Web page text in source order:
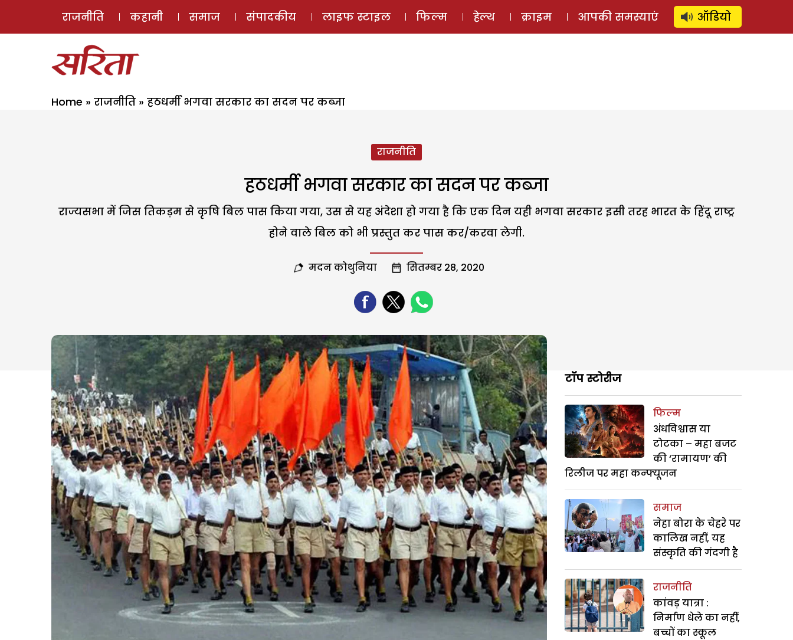
ई-मैगज़ीन ऑडियो स्टोरी लॉग इन ⚲ SUBSCRIBE
राजनीति कहानी समाज संपादकीय लाइफ स्टाइल फिल्म हेल्थ क्राइम आपकी समस्याएं ऑडियो
Home » राजनीति » हठधर्मी भगवा सरकार का सदन पर कब्जा
राजनीति
हठधर्मी भगवा सरकार का सदन पर कब्जा
राज्यसभा में जिस तिकड़म से कृषि बिल पास किया गया, उस से यह अंदेशा हो गया है कि एक दिन यही भगवा सरकार इसी तरह भारत के हिंदू राष्ट्र
होने वाले बिल को भी प्रस्तुत कर पास कर/करवा लेगी.
मदन कोथुनिया सितम्बर 28, 2020
टॉप स्टोरीज
फिल्म
अंधविश्वास या
टोटका – महा बजट
की ‘रामायण’ की
रिलीज पर महा कन्फ्यूजन
समाज
नेहा बोरा के चेहरे पर
कालिख नहीं, यह
संस्कृति की गंदगी है
राजनीति
कांवड़ यात्रा :
निर्माण धेले का नहीं,
बच्चों का स्कूल